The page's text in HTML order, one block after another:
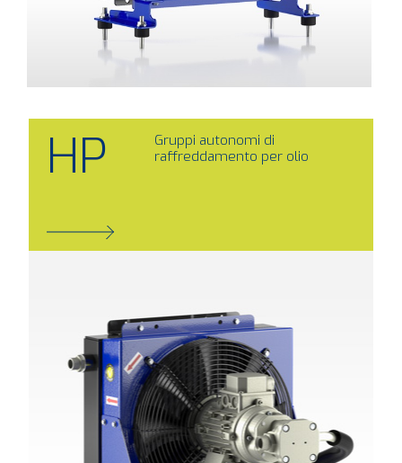
HP
Gruppi autonomi di
raffreddamento per olio